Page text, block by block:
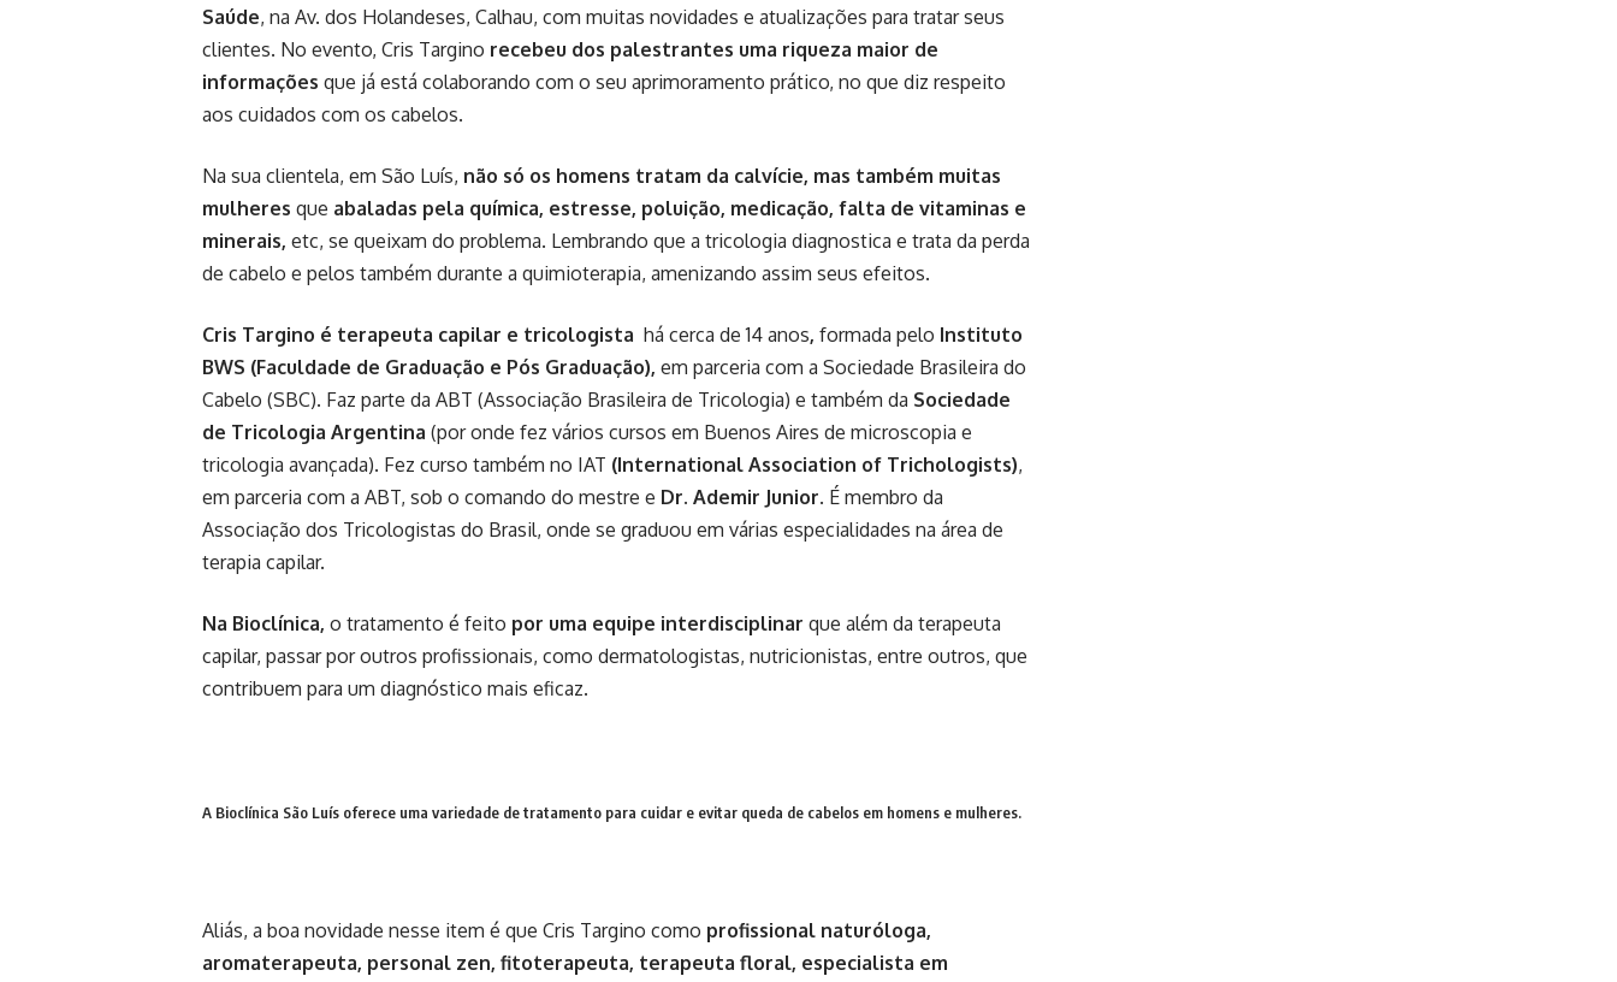
Saúde, na Av. dos Holandeses, Calhau, com muitas novidades e atualizações para tratar seus
clientes. No evento, Cris Targino recebeu dos palestrantes uma riqueza maior de
informações que já está colaborando com o seu aprimoramento prático, no que diz respeito
aos cuidados com os cabelos.
Na sua clientela, em São Luís, não só os homens tratam da calvície, mas também muitas
mulheres que abaladas pela química, estresse, poluição, medicação, falta de vitaminas e
minerais, etc, se queixam do problema. Lembrando que a tricologia diagnostica e trata da perda
de cabelo e pelos também durante a quimioterapia, amenizando assim seus efeitos.
Cris Targino é terapeuta capilar e tricologista há cerca de 14 anos, formada pelo Instituto
BWS (Faculdade de Graduação e Pós Graduação), em parceria com a Sociedade Brasileira do
Cabelo (SBC). Faz parte da ABT (Associação Brasileira de Tricologia) e também da Sociedade
de Tricologia Argentina (por onde fez vários cursos em Buenos Aires de microscopia e
tricologia avançada). Fez curso também no IAT (International Association of Trichologists),
em parceria com a ABT, sob o comando do mestre e Dr. Ademir Junior. É membro da
Associação dos Tricologistas do Brasil, onde se graduou em várias especialidades na área de
terapia capilar.
Na Bioclínica, o tratamento é feito por uma equipe interdisciplinar que além da terapeuta
capilar, passar por outros profissionais, como dermatologistas, nutricionistas, entre outros, que
contribuem para um diagnóstico mais eficaz.
A Bioclínica São Luís oferece uma variedade de tratamento para cuidar e evitar queda de cabelos em homens e mulheres.
Aliás, a boa novidade nesse item é que Cris Targino como profissional naturóloga,
aromaterapeuta, personal zen, fitoterapeuta, terapeuta floral, especialista em